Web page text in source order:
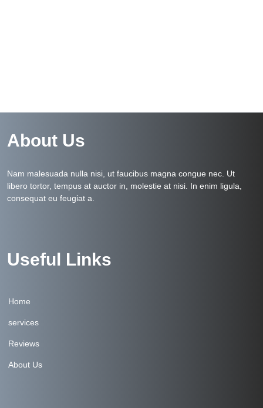
About Us
Nam malesuada nulla nisi, ut faucibus magna congue nec. Ut
libero tortor, tempus at auctor in, molestie at nisi. In enim ligula,
consequat eu feugiat a.
Useful Links
Home
services
Reviews
About Us